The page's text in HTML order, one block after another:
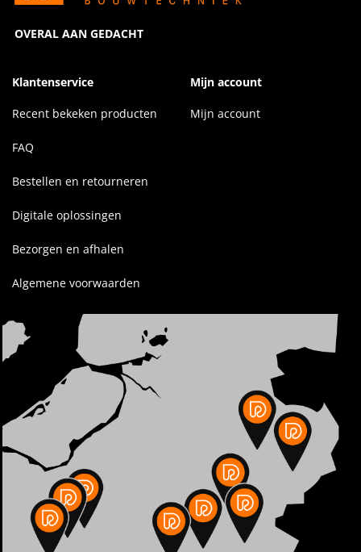
OVERAL AAN GEDACHT
Klantenservice
Recent bekeken producten
FAQ
Bestellen en retourneren
Digitale oplossingen
Bezorgen en afhalen
Algemene voorwaarden
Mijn account
Mijn account